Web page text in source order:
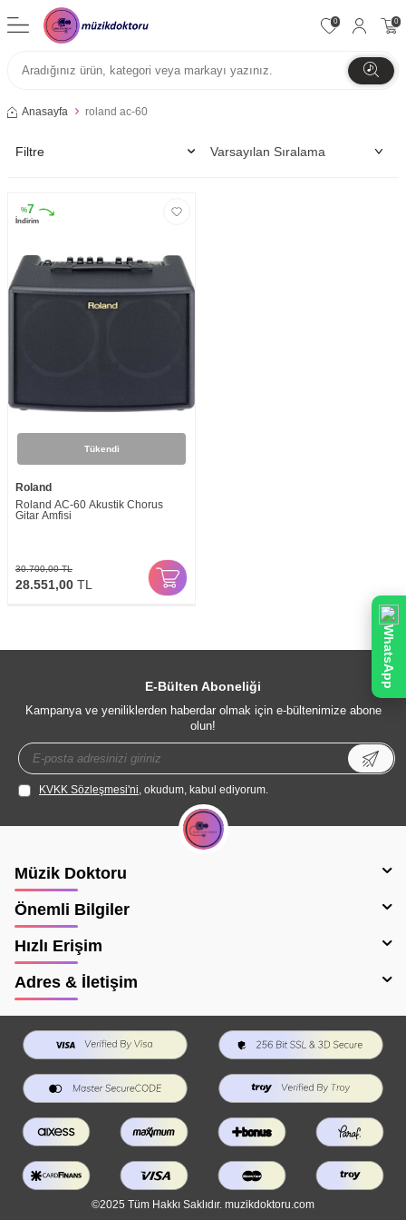
0 0
Anasayfa roland ac-60
Filtre
%7
İndirim
Tükendi
Roland
Roland AC-60 Akustik Chorus
Gitar Amfisi
30.700,00TL
28.551,00 TL
E-Bülten Aboneliği
Kampanya ve yeniliklerden haberdar olmak için e-bültenimize abone
olun!
KVKK Sözleşmesi'ni, okudum, kabul ediyorum.
Müzik Doktoru
Önemli Bilgiler
Hızlı Erişim
Adres & İletişim
©2025 Tüm Hakkı Saklıdır. muzikdoktoru.com
WhatsApp